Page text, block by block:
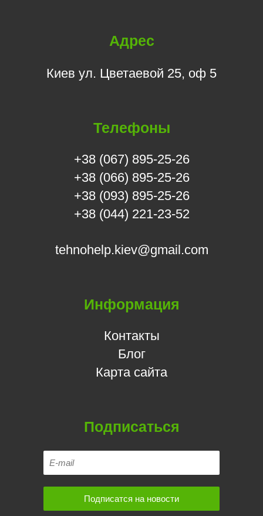
Адрес
Киев ул. Цветаевой 25, оф 5
Телефоны
+38 (067) 895-25-26
+38 (066) 895-25-26
+38 (093) 895-25-26
+38 (044) 221-23-52
tehnohelp.kiev@gmail.com
Информация
Контакты
Блог
Карта сайта
Подписаться